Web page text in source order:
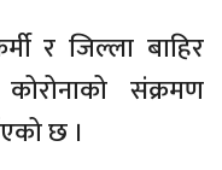
र जिल्ला बाहिर
संक्रमण
छ ।